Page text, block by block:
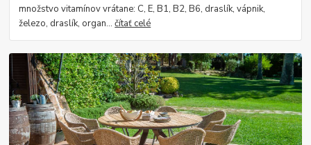
množstvo vitamínov vrátane: C, E, B1, B2, B6, draslík, vápnik,
železo, draslík, organ...čítať celé